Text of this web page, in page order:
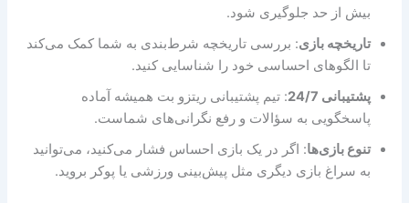
بیش از حد جلوگیری شود.
تاریخچه بازی: بررسی تاریخچه شرط‌بندی به شما کمک می‌کند
تا الگوهای احساسی خود را شناسایی کنید.
پشتیبانی 24/7
: تیم پشتیبانی ریتزو بت همیشه آماده
پاسخگویی به سؤالات و رفع نگرانی‌های شماست.
تنوع بازی‌ها: اگر در یک بازی احساس فشار می‌کنید، می‌توانید
به سراغ بازی دیگری مثل پیش‌بینی ورزشی یا پوکر بروید.